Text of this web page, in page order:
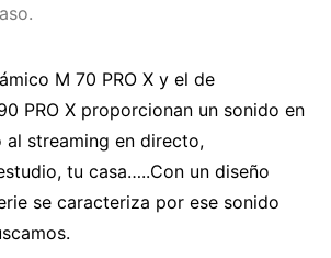
M 70 PRO X y el de
PRO X proporcionan un sonido en
streaming en directo,
tu casa…..Con un diseño
se caracteriza por ese sonido